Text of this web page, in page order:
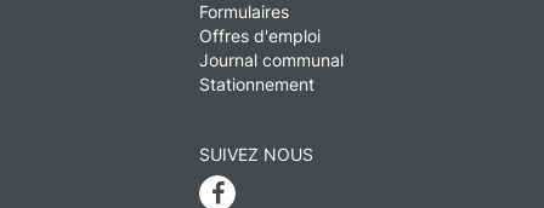
Formulaires
Offres d'emploi
Journal communal
Stationnement
SUIVEZ NOUS
Facebook